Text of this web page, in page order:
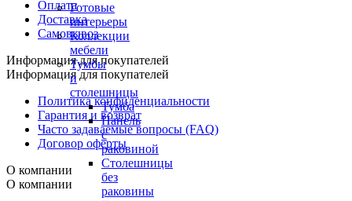
Готовые
интерьеры
Коллекции
мебели
Тумбы
и
столешницы
Тумба
Панель
с
раковиной
Столешницы
без
раковины
Оплата
Доставка
Самовывоз
Информация для покупателей
Информация для покупателей
Политика конфиденциальности
Гарантия и возврат
Часто задаваемые вопросы (FAQ)
Договор оферты
О компании
О компании